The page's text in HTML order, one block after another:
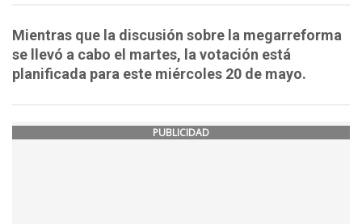
Mientras que la discusión sobre la megarreforma
se llevó a cabo el martes, la votación está
planificada para este miércoles 20 de mayo.
PUBLICIDAD